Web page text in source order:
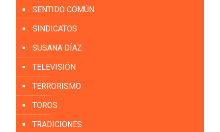
SENTIDO COMÚN
SINDICATOS
SUSANA DÍAZ
TELEVISIÓN
TERRORISMO
TOROS
TRADICIONES